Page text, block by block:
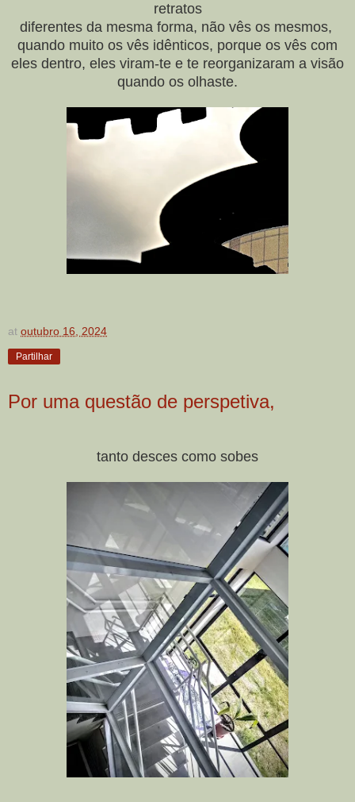
retratos
diferentes da mesma forma, não vês os mesmos,
quando muito os vês idênticos, porque os vês com
eles dentro, eles viram-te e te reorganizaram a visão
quando os olhaste.
at outubro 16, 2024
Partilhar
Por uma questão de perspetiva,
tanto desces como sobes